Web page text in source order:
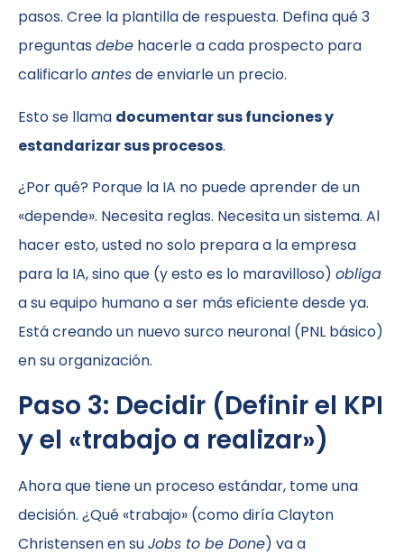
pasos. Cree la plantilla de respuesta. Defina qué 3
preguntas debe hacerle a cada prospecto para
calificarloantesde enviarle un precio.
Esto se llama documentar sus funciones y
estandarizar sus procesos.
¿Por qué? Porque la IA no puede aprender de un
«depende». Necesita reglas. Necesita un sistema. Al
hacer esto, usted no solo prepara a la empresa
para la IA, sino que (y esto es lo maravilloso) obliga
a su equipo humano a ser más eficiente desde ya.
Está creando un nuevo surco neuronal (PNL básico)
en su organización.
Paso 3: Decidir (Definir el KPI
y el «trabajo a realizar»)
Ahora que tiene un proceso estándar, tome una
decisión. ¿Qué «trabajo» (como diría Clayton
Christensen en suJobs to be Done) va a